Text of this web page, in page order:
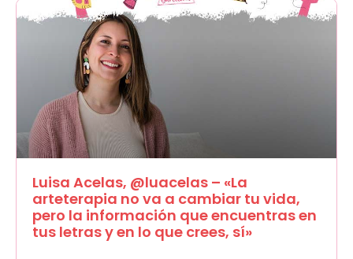
Luisa Acelas, @luacelas – «La
arteterapia no va a cambiar tu vida,
pero la información que encuentras en
tus letras y en lo que crees, sí»